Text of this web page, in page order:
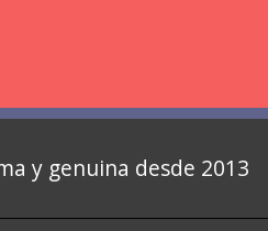
y genuina desde 2013